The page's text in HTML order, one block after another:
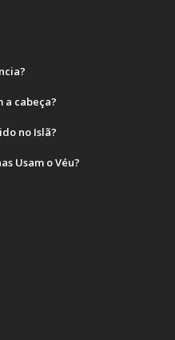
a cabeça?
no Islã?
Usam o Véu?